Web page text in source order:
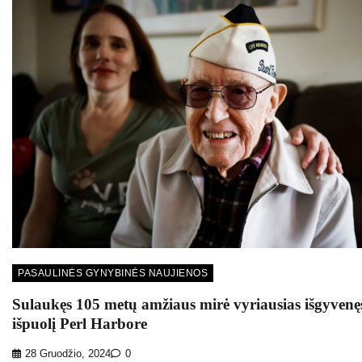
PASAULINĖS GYNYBINĖS NAUJIENOS
Sulaukęs 105 metų amžiaus mirė vyriausias
išpuolį Perl Harbore
28 Gruodžio, 2024 0